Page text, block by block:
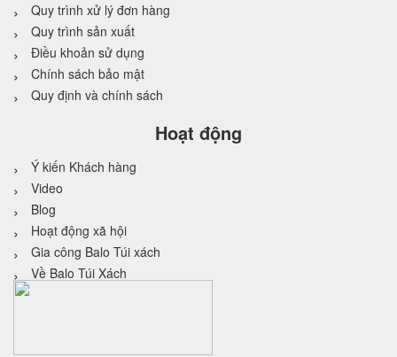
Quy trình xử lý đơn hàng
Quy trình sản xuất
Điều khoản sử dụng
Chính sách bảo mật
Quy định và chính sách
Hoạt động
Ý kiến Khách hàng
Video
Blog
Hoạt động xã hội
Gia công Balo Túi xách
Về Balo Túi Xách